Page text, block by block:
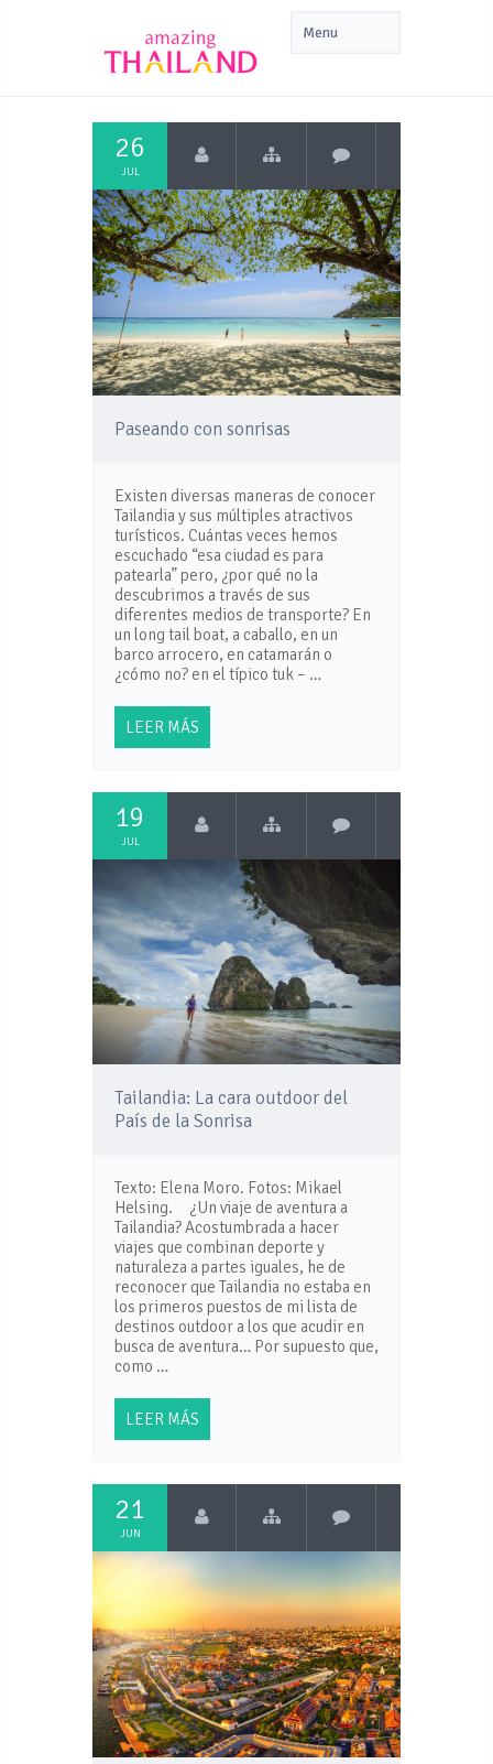
26
JUL
Paseando con sonrisas
Existen diversas maneras de conocer
Tailandia y sus múltiples atractivos
turísticos. Cuántas veces hemos
escuchado “esa ciudad es para
patearla” pero, ¿por qué no la
descubrimos a través de sus
diferentes medios de transporte? En
un long tail boat, a caballo, en un
barco arrocero, en catamarán o
¿cómo no? en el típico tuk – …
LEER MÁS
19
JUL
Tailandia: La cara outdoor del
País de la Sonrisa
Texto: Elena Moro. Fotos: Mikael
Helsing. ¿Un viaje de aventura a
Tailandia? Acostumbrada a hacer
viajes que combinan deporte y
naturaleza a partes iguales, he de
reconocer que Tailandia no estaba en
los primeros puestos de mi lista de
destinos outdoor a los que acudir en
busca de aventura… Por supuesto que,
como …
LEER MÁS
21
JUN